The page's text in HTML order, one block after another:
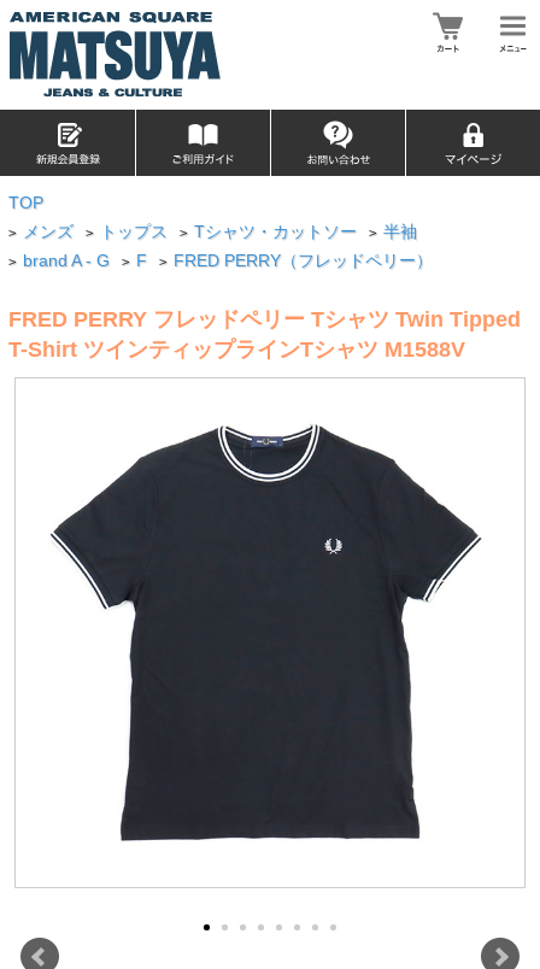
TOP
> メンズ > トップス > Tシャツ・カットソー > 半袖
> brand A - G > F > FRED PERRY（フレッドペリー）
FRED PERRY フレッドペリー Tシャツ Twin Tipped
T-Shirt ツインティップラインTシャツ M1588V